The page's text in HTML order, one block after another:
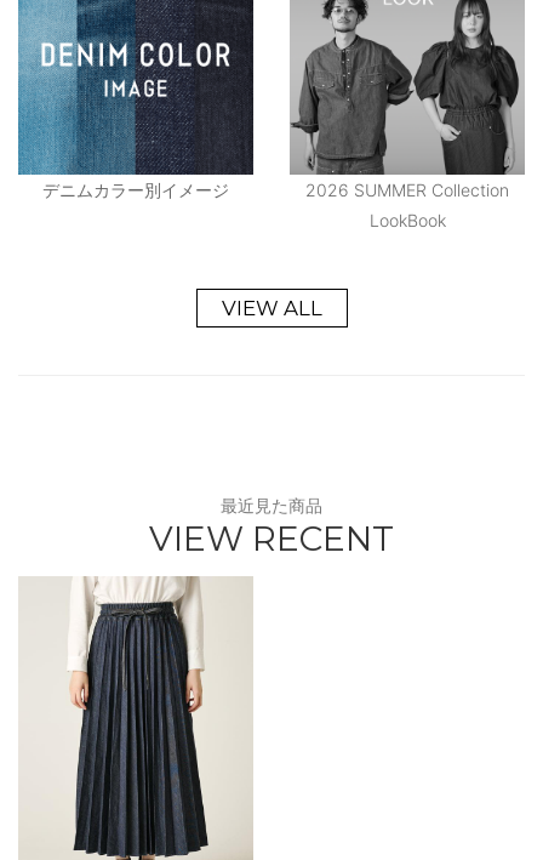
デニムカラー別イメージ
2026 SUMMER Collection
LookBook
VIEW ALL
最近見た商品
VIEW RECENT